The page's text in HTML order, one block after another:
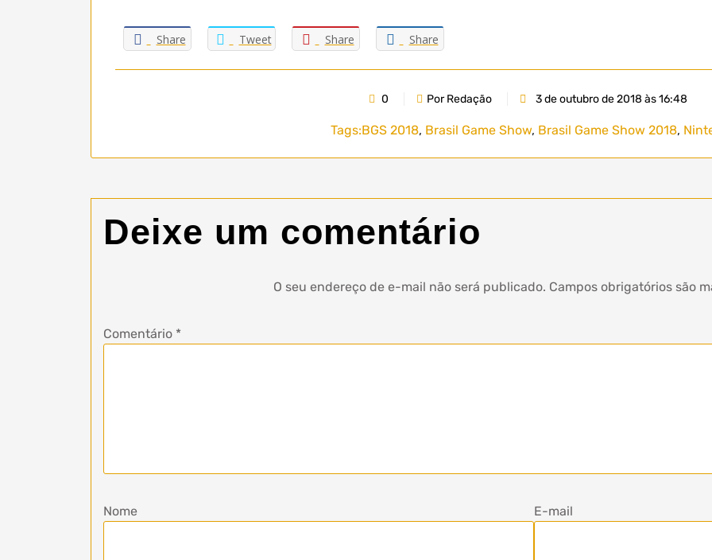
Share Tweet Share Share
0 Por Redação 3 de outubro de 2018 às 16:48
Tags:BGS 2018, Brasil Game Show, Brasil Game Show 2018,
Deixe um comentário
O seu endereço de e-mail não será publicado. Campos obrigatórios são
Comentário *
Nome E-mail